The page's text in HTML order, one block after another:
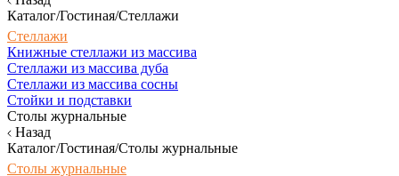
Каталог/Гостиная/Стеллажи
Стеллажи
Книжные стеллажи из массива
Стеллажи из массива дуба
Стеллажи из массива сосны
Стойки и подставки
Столы журнальные
Назад
Каталог/Гостиная/Столы журнальные
Столы журнальные